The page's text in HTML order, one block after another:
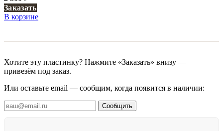
Заказать
В корзине
Хотите эту пластинку? Нажмите «Заказать» внизу —
привезём под заказ.
Или оставьте email — сообщим, когда появится в наличии:
Сообщить